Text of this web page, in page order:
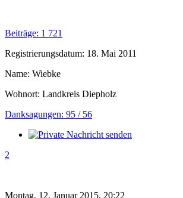
Beiträge: 1 721
Registrierungsdatum: 18. Mai 2011
Name: Wiebke
Wohnort: Landkreis Diepholz
Danksagungen: 95 / 56
2
Montag, 12. Januar 2015, 20:22